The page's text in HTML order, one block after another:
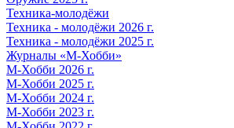
Техника-молодёжи
Техника - молодёжи 2026 г.
Техника - молодёжи 2025 г.
Журналы «М-Хобби»
М-Хобби 2026 г.
М-Хобби 2025 г.
М-Хобби 2024 г.
М-Хобби 2023 г.